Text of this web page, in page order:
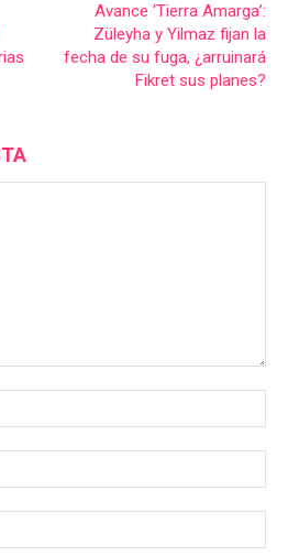
Avance ‘Tierra Amarga’:
Züleyha y Yilmaz fijan la
fecha de su fuga, ¿arruinará
Fikret sus planes?